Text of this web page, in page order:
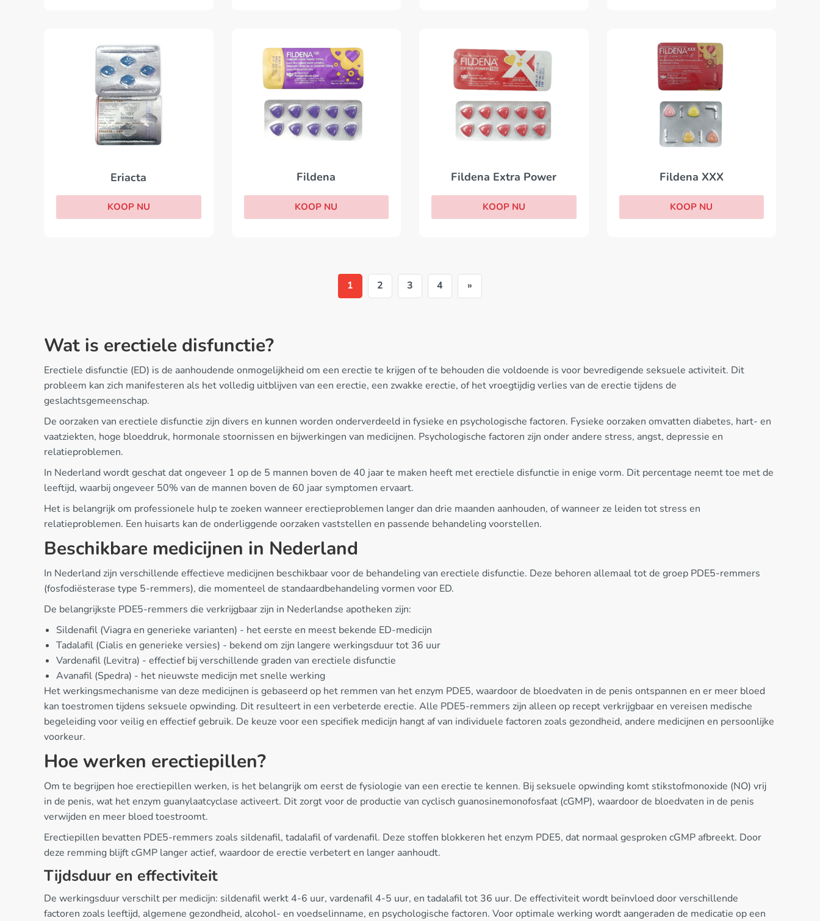
Eriacta
KOOP NU
Fildena
KOOP NU
Fildena Extra Power
KOOP NU
Fildena XXX
KOOP NU
1 2 3 4 »
Wat is erectiele disfunctie?
Erectiele disfunctie (ED) is de aanhoudende onmogelijkheid om een erectie te krijgen of te behouden die voldoende is voor bevredigende seksuele activiteit. Dit
probleem kan zich manifesteren als het volledig uitblijven van een erectie, een zwakke erectie, of het vroegtijdig verlies van de erectie tijdens de
geslachtsgemeenschap.
De oorzaken van erectiele disfunctie zijn divers en kunnen worden onderverdeeld in fysieke en psychologische factoren. Fysieke oorzaken omvatten diabetes, hart- en
vaatziekten, hoge bloeddruk, hormonale stoornissen en bijwerkingen van medicijnen. Psychologische factoren zijn onder andere stress, angst, depressie en
relatieproblemen.
In Nederland wordt geschat dat ongeveer 1 op de 5 mannen boven de 40 jaar te maken heeft met erectiele disfunctie in enige vorm. Dit percentage neemt toe met de
leeftijd, waarbij ongeveer 50% van de mannen boven de 60 jaar symptomen ervaart.
Het is belangrijk om professionele hulp te zoeken wanneer erectieproblemen langer dan drie maanden aanhouden, of wanneer ze leiden tot stress en
relatieproblemen. Een huisarts kan de onderliggende oorzaken vaststellen en passende behandeling voorstellen.
Beschikbare medicijnen in Nederland
In Nederland zijn verschillende effectieve medicijnen beschikbaar voor de behandeling van erectiele disfunctie. Deze behoren allemaal tot de groep PDE5-remmers
(fosfodiësterase type 5-remmers), die momenteel de standaardbehandeling vormen voor ED.
De belangrijkste PDE5-remmers die verkrijgbaar zijn in Nederlandse apotheken zijn:
Sildenafil (Viagra en generieke varianten) - het eerste en meest bekende ED-medicijn
Tadalafil (Cialis en generieke versies) - bekend om zijn langere werkingsduur tot 36 uur
Vardenafil (Levitra) - effectief bij verschillende graden van erectiele disfunctie
Avanafil (Spedra) - het nieuwste medicijn met snelle werking
Het werkingsmechanisme van deze medicijnen is gebaseerd op het remmen van het enzym PDE5, waardoor de bloedvaten in de penis ontspannen en er meer bloed
kan toestromen tijdens seksuele opwinding. Dit resulteert in een verbeterde erectie. Alle PDE5-remmers zijn alleen op recept verkrijgbaar en vereisen medische
begeleiding voor veilig en effectief gebruik. De keuze voor een specifiek medicijn hangt af van individuele factoren zoals gezondheid, andere medicijnen en persoonlijke
voorkeur.
Hoe werken erectiepillen?
Om te begrijpen hoe erectiepillen werken, is het belangrijk om eerst de fysiologie van een erectie te kennen. Bij seksuele opwinding komt stikstofmonoxide (NO) vrij
in de penis, wat het enzym guanylaatcyclase activeert. Dit zorgt voor de productie van cyclisch guanosinemonofosfaat (cGMP), waardoor de bloedvaten in de penis
verwijden en meer bloed toestroomt.
Erectiepillen bevatten PDE5-remmers zoals sildenafil, tadalafil of vardenafil. Deze stoffen blokkeren het enzym PDE5, dat normaal gesproken cGMP afbreekt. Door
deze remming blijft cGMP langer actief, waardoor de erectie verbetert en langer aanhoudt.
Tijdsduur en effectiviteit
De werkingsduur verschilt per medicijn: sildenafil werkt 4-6 uur, vardenafil 4-5 uur, en tadalafil tot 36 uur. De effectiviteit wordt beïnvloed door verschillende
factoren zoals leeftijd, algemene gezondheid, alcohol- en voedselinname, en psychologische factoren. Voor optimale werking wordt aangeraden de medicatie op een